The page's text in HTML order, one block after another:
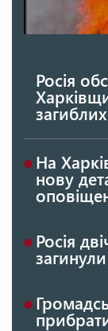
Росія
На
нову
Росія